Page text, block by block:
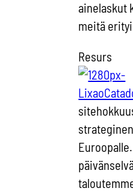
ainelaskut
meitä
Resurs